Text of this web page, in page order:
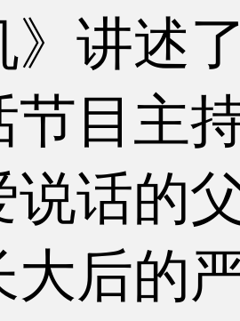
》讲述
节目主
说话的
大后的